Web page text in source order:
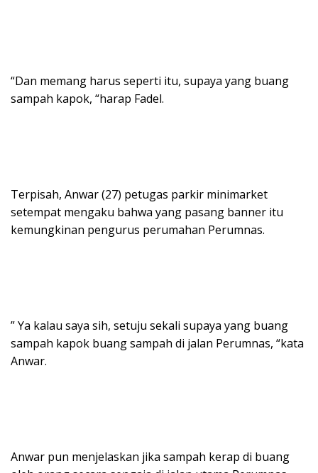
“Dan memang harus seperti itu, supaya yang buang
sampah kapok, “harap Fadel.
Terpisah, Anwar (27) petugas parkir minimarket
setempat mengaku bahwa yang pasang banner itu
kemungkinan pengurus perumahan Perumnas.
” Ya kalau saya sih, setuju sekali supaya yang buang
sampah kapok buang sampah di jalan Perumnas, “kata
Anwar.
Anwar pun menjelaskan jika sampah kerap di buang